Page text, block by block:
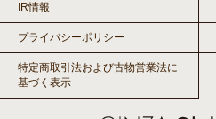
IR情報
プライバシーポリシー
特定商取引法および古物営業法に
基づく表示